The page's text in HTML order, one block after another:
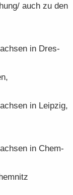
auch zu den
in Dres­
in Leip­zig,
in Chem­